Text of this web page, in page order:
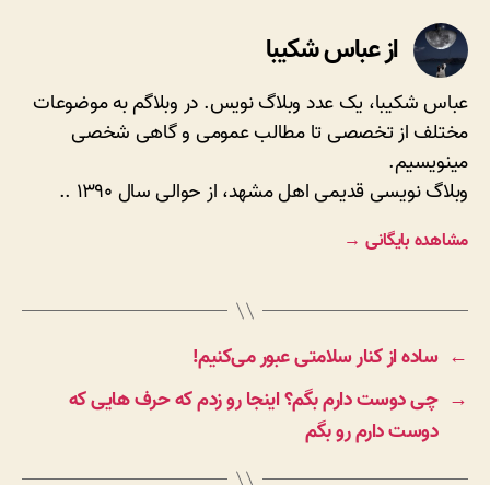
از عباس شکیبا
عباس شکیبا، یک عدد وبلاگ نویس. در وبلاگم به موضوعات
مختلف از تخصصی تا مطالب عمومی و گاهی شخصی
مینویسیم.
وبلاگ نویسی قدیمی اهل مشهد، از حوالی سال ۱۳۹۰ ..
مشاهده بایگانی →
← ساده از کنار سلامتی عبور می‌کنیم!
→ چی دوست دارم بگم؟ اینجا رو زدم که حرف هایی که
دوست دارم رو بگم